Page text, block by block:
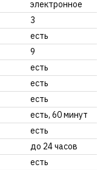
электронное
3
есть
9
есть
есть
есть
есть, 60 минут
есть
до 24 часов
есть